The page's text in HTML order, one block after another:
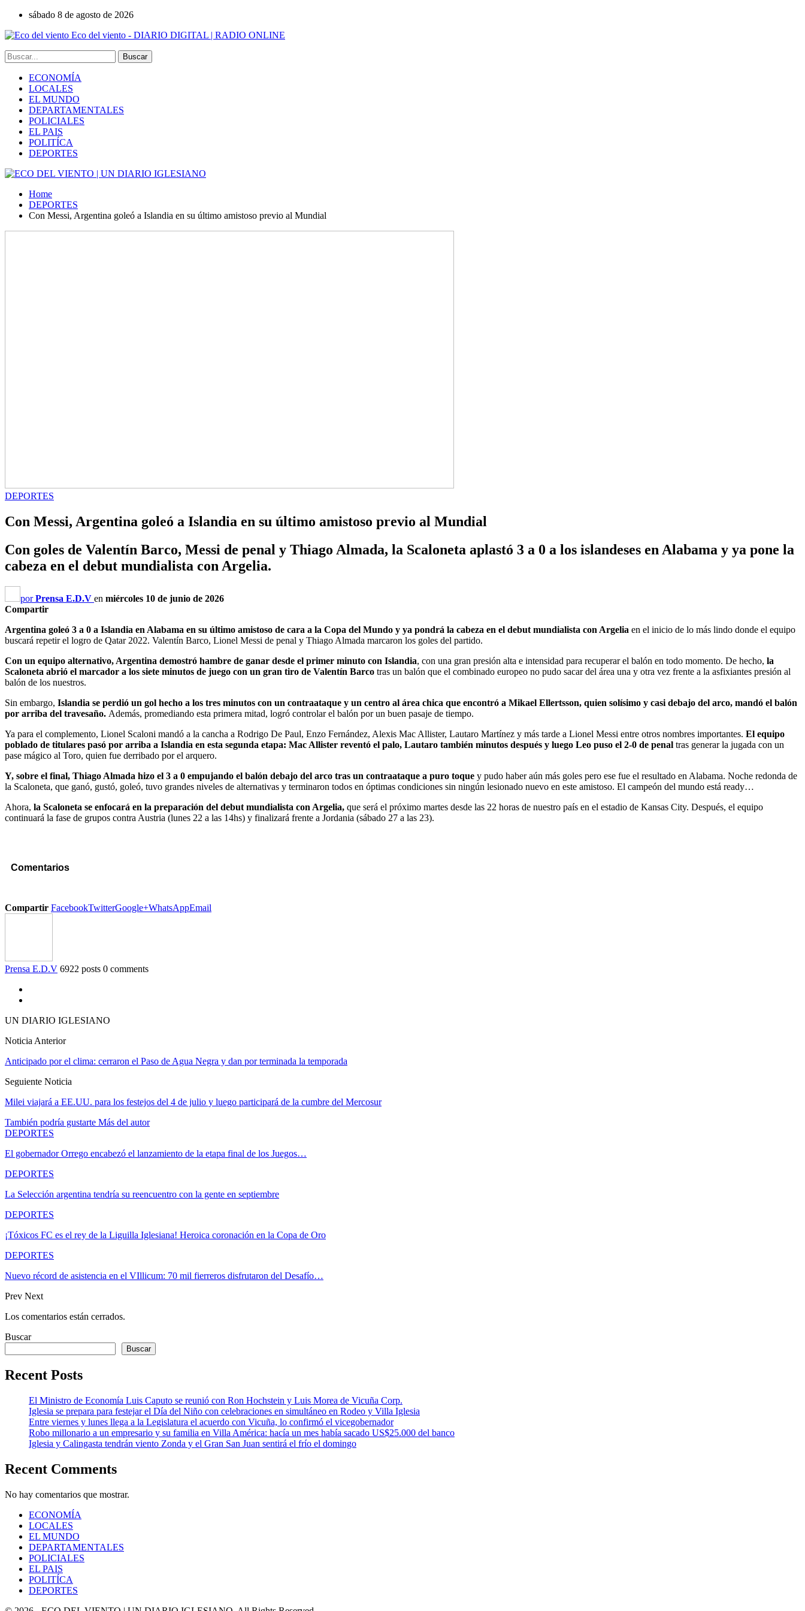
sábado 8 de agosto de 2026
Eco del viento - DIARIO DIGITAL | RADIO ONLINE
ECONOMÍA
LOCALES
EL MUNDO
DEPARTAMENTALES
POLICIALES
EL PAIS
POLITÍCA
DEPORTES
Home
DEPORTES
Con Messi, Argentina goleó a Islandia en su último amistoso previo al Mundial
DEPORTES
Con Messi, Argentina goleó a Islandia en su último amistoso previo al Mundial
Con goles de Valentín Barco, Messi de penal y Thiago Almada, la Scaloneta aplastó 3 a 0 a los islandeses en Alabama y ya pone la
cabeza en el debut mundialista con Argelia.
porPrensa E.D.V en miércoles 10 de junio de 2026
Compartir
Argentina goleó 3 a 0 a Islandia en Alabama en su último amistoso de cara a la Copa del Mundo y ya pondrá la cabeza en el debut mundialista con Argelia en el inicio de lo más lindo donde el equipo
buscará repetir el logro de Qatar 2022. Valentín Barco, Lionel Messi de penal y Thiago Almada marcaron los goles del partido.
Con un equipo alternativo, Argentina demostró hambre de ganar desde el primer minuto con Islandia, con una gran presión alta e intensidad para recuperar el balón en todo momento. De hecho, la
Scaloneta abrió el marcador a los siete minutos de juego con un gran tiro de Valentín Barco tras un balón que el combinado europeo no pudo sacar del área una y otra vez frente a la asfixiantes presión al
balón de los nuestros.
Sin embargo, Islandia se perdió un gol hecho a los tres minutos con un contraataque y un centro al área chica que encontró a Mikael Ellertsson, quien solísimo y casi debajo del arco, mandó el balón
por arriba del travesaño. Además, promediando esta primera mitad, logró controlar el balón por un buen pasaje de tiempo.
Ya para el complemento, Lionel Scaloni mandó a la cancha a Rodrigo De Paul, Enzo Fernández, Alexis Mac Allister, Lautaro Martínez y más tarde a Lionel Messi entre otros nombres importantes. El equipo
poblado de titulares pasó por arriba a Islandia en esta segunda etapa: Mac Allister reventó el palo, Lautaro también minutos después y luego Leo puso el 2-0 de penal tras generar la jugada con un
pase mágico al Toro, quien fue derribado por el arquero.
Y, sobre el final, Thiago Almada hizo el 3 a 0 empujando el balón debajo del arco tras un contraataque a puro toque y pudo haber aún más goles pero ese fue el resultado en Alabama. Noche redonda de
la Scaloneta, que ganó, gustó, goleó, tuvo grandes niveles de alternativas y terminaron todos en óptimas condiciones sin ningún lesionado nuevo en este amistoso. El campeón del mundo está ready…
Ahora, la Scaloneta se enfocará en la preparación del debut mundialista con Argelia, que será el próximo martes desde las 22 horas de nuestro país en el estadio de Kansas City. Después, el equipo
continuará la fase de grupos contra Austria (lunes 22 a las 14hs) y finalizará frente a Jordania (sábado 27 a las 23).
Comentarios
Compartir FacebookTwitterGoogle+WhatsAppEmail
Prensa E.D.V 6922 posts 0 comments
UN DIARIO IGLESIANO
Noticia Anterior
Anticipado por el clima: cerraron el Paso de Agua Negra y dan por terminada la temporada
Seguiente Noticia
Milei viajará a EE.UU. para los festejos del 4 de julio y luego participará de la cumbre del Mercosur
También podría gustarte Más del autor
DEPORTES
El gobernador Orrego encabezó el lanzamiento de la etapa final de los Juegos…
DEPORTES
La Selección argentina tendría su reencuentro con la gente en septiembre
DEPORTES
¡Tóxicos FC es el rey de la Liguilla Iglesiana! Heroica coronación en la Copa de Oro
DEPORTES
Nuevo récord de asistencia en el VIllicum: 70 mil fierreros disfrutaron del Desafío…
Prev Next
Los comentarios están cerrados.
Buscar
Buscar
Recent Posts
El Ministro de Economía Luis Caputo se reunió con Ron Hochstein y Luis Morea de Vicuña Corp.
Iglesia se prepara para festejar el Día del Niño con celebraciones en simultáneo en Rodeo y Villa Iglesia
Entre viernes y lunes llega a la Legislatura el acuerdo con Vicuña, lo confirmó el vicegobernador
Robo millonario a un empresario y su familia en Villa América: hacía un mes había sacado US$25.000 del banco
Iglesia y Calingasta tendrán viento Zonda y el Gran San Juan sentirá el frío el domingo
Recent Comments
No hay comentarios que mostrar.
ECONOMÍA
LOCALES
EL MUNDO
DEPARTAMENTALES
POLICIALES
EL PAIS
POLITÍCA
DEPORTES